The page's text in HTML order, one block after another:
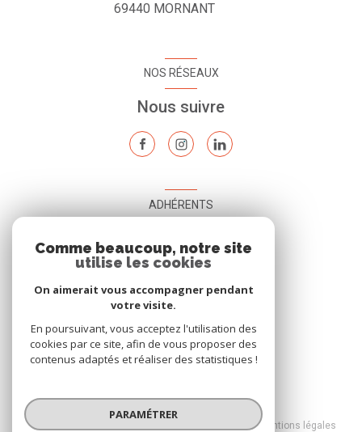
69440 MORNANT
NOS RÉSEAUX
Nous suivre
ADHÉRENTS
Nous adhérons
Mentions légales
Comme beaucoup, notre site
utilise les cookies
On aimerait vous accompagner pendant
votre visite.
En poursuivant, vous acceptez l'utilisation des
cookies par ce site, afin de vous proposer des
contenus adaptés et réaliser des statistiques !
PARAMÉTRER